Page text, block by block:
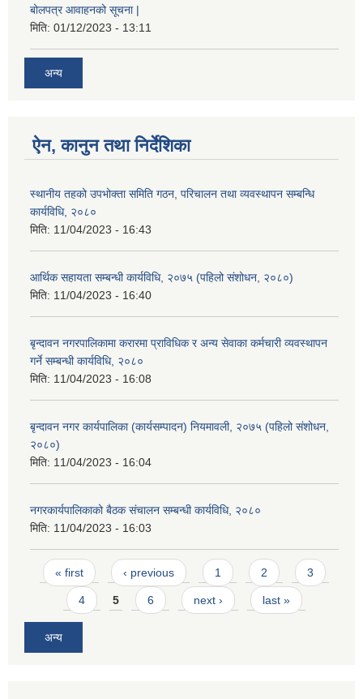
बोलपत्र आवाहनको सूचना |
मिति: 01/12/2023 - 13:11
अन्य
ऐन, कानुन तथा निर्देशिका
स्थानीय तहको उपभोक्ता समिति गठन, परिचालन तथा व्यवस्थापन सम्बन्धि
कार्यविधि, २०८०
मिति: 11/04/2023 - 16:43
आर्थिक सहायता सम्बन्धी कार्यविधि, २०७५ (पहिलो संशोधन, २०८०)
मिति: 11/04/2023 - 16:40
बृन्दावन नगरपालिकामा करारमा प्राविधिक र अन्य सेवाका कर्मचारी व्यवस्थापन
गर्ने सम्बन्धी कार्यविधि, २०८०
मिति: 11/04/2023 - 16:08
बृन्दावन नगर कार्यपालिका (कार्यसम्पादन) नियमावली, २०७५ (पहिलो संशोधन,
२०८०)
मिति: 11/04/2023 - 16:04
नगरकार्यपालिकाको बैठक संचालन सम्बन्धी कार्यविधि, २०८०
मिति: 11/04/2023 - 16:03
Pages
« first ‹ previous 1 2 3
4 5 6 next › last »
अन्य